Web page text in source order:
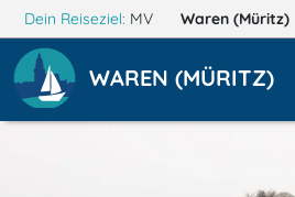
Dein Reiseziel: MV Waren (Müritz)
WAREN (MÜRITZ)